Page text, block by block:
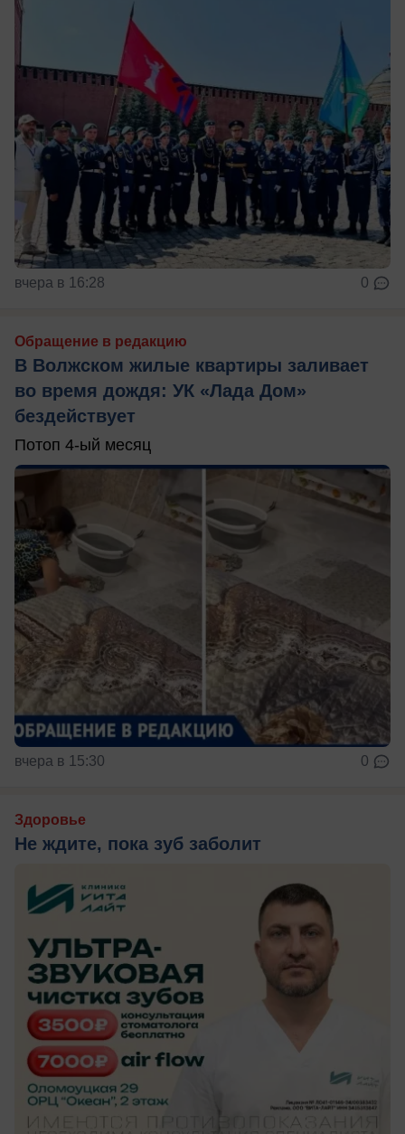
вчера в 16:28 0
Обращение в редакцию
В Волжском жилые квартиры заливает
во время дождя: УК «Лада Дом»
бездействует
Потоп 4-ый месяц
вчера в 15:30 0
Здоровье
Не ждите, пока зуб заболит